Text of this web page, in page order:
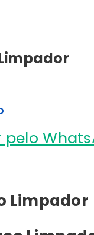
Limpador